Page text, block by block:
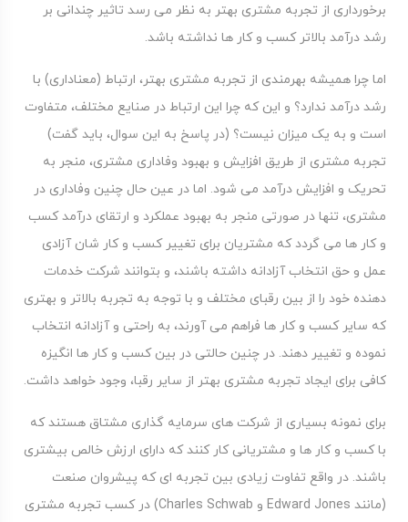
برخورداری از تجربه مشتری بهتر به نظر می رسد تاثیر چندانی بر
رشد درآمد بالاتر کسب و کار ها نداشته باشد.
اما چرا همیشه بهرمندی از تجربه مشتری بهتر، ارتباط (معناداری) با
رشد درآمد ندارد؟ و این که چرا این ارتباط در صنایع مختلف، متفاوت
است و به یک میزان نیست؟ (در پاسخ به این سوال، باید گفت)
تجربه مشتری از طریق افزایش و بهبود وفاداری مشتری، منجر به
تحریک و افزایش درآمد می شود. اما در عین حال چنین وفاداری در
مشتری، تنها در صورتی منجر به بهبود عملکرد و ارتقای درآمد کسب
و کار ها می گردد که مشتریان برای تغییر کسب و کار شان آزادی
عمل و حق انتخاب آزادانه داشته باشند، و بتوانند شرکت خدمات
دهنده خود را از بین رقبای مختلف و با توجه به تجربه بالاتر و بهتری
که سایر کسب و کار ها فراهم می آورند، به راحتی و آزادانه انتخاب
نموده و تغییر دهند. در چنین حالتی در بین کسب و کار ها انگیزه
کافی برای ایجاد تجربه مشتری بهتر از سایر رقبا، وجود خواهد داشت.
برای نمونه بسیاری از شرکت های سرمایه گذاری مشتاق هستند که
با کسب و کار ها و مشتریانی کار کنند که دارای ارزش خالص بیشتری
باشند. در واقع تفاوت زیادی بین تجربه ای که پیشروان صنعت
(مانند Edward Jones و Charles Schwab) در کسب تجربه مشتری